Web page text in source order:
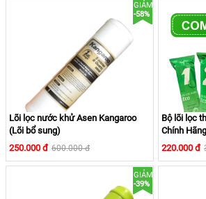
- Loại bỏ chất bẩn,
thước trên 5 micron
- Thời gian thay:
nước ở Việt Nam)
Than
Khử mùi, chất hữu
GIẢM
-58%
Lõi lọc nước khử Asen Kangaroo
(Lõi bổ sung)
250.000 đ 600.000 đ
Bộ lõi lọc
Chính Hãng
220.000 đ
GIẢM
-39%